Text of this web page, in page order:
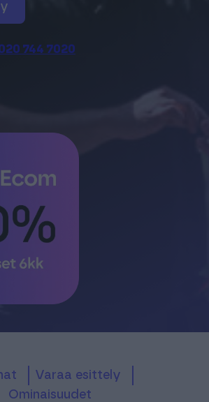
744 7020
varaa esittely
ominaisuudet